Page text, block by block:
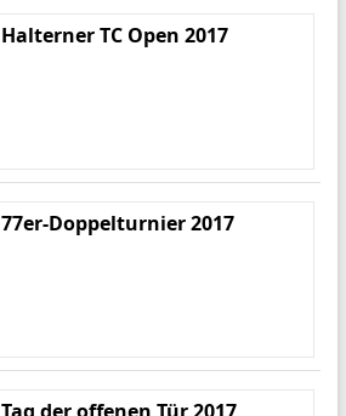
Halterner TC Open 2017
77er-Doppelturnier 2017